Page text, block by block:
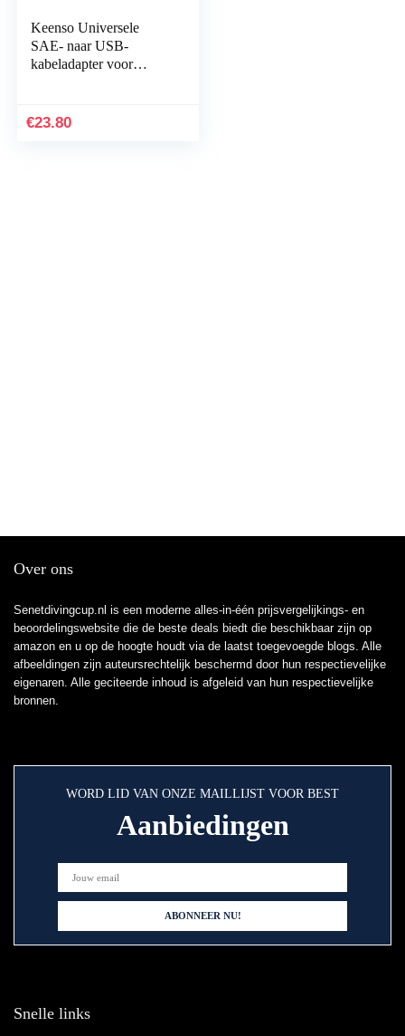
Keenso Universele
SAE- naar USB-
kabeladapter voor
dubbele aansluiting…
€23.80
Over ons
Senetdivingcup.nl is een moderne alles-in-één prijsvergelijkings- en
beoordelingswebsite die de beste deals biedt die beschikbaar zijn op
amazon en u op de hoogte houdt via de laatst toegevoegde blogs. Alle
afbeeldingen zijn auteursrechtelijk beschermd door hun respectievelijke
eigenaren. Alle geciteerde inhoud is afgeleid van hun respectievelijke
bronnen.
WORD LID VAN ONZE MAILLIJST VOOR BEST
Aanbiedingen
Snelle links